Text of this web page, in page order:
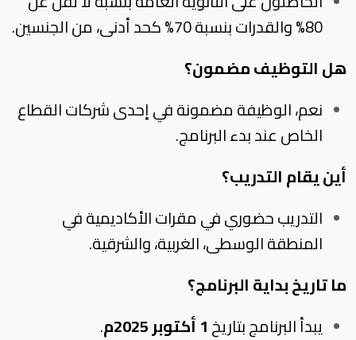
80% والقدرات بنسبة 70% كحد أدنى، من الجنسين.
هل التوظيف مضمون؟
نعم، الوظيفة مضمونة في إحدى شركات القطاع
الخاص عند بدء البرنامج.
أين يقام التدريب؟
التدريب حضوري في مقرات الأكاديمية في
المنطقة الوسطى، الغربية، والشرقية.
ما تاريخ بداية البرنامج؟
يبدأ البرنامج بتاريخ1 أكتوبر 2025م .